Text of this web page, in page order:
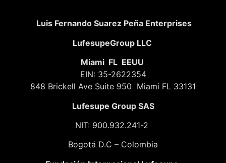
Luis Fernando Suarez Peña Enterprises
LufesupeGroup LLC
Miami FL EEUU
EIN: 35-2622354
848 Brickell Ave Suite 950 Miami FL 33131
Lufesupe Group SAS
NIT: 900.932.241-2
Bogotá D.C – Colombia